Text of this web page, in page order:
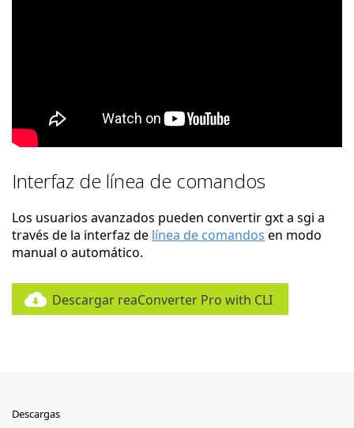
Interfaz de línea de comandos
Los usuarios avanzados pueden convertir gxt a sgi a
través de la interfaz de línea de comandos en modo
manual o automático.
Descargar reaConverter Pro with CLI
Descargas